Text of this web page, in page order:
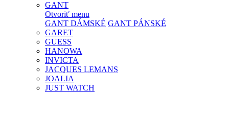
GANT
Otvoriť menu
GANT DÁMSKÉ GANT PÁNSKÉ
GARET
GUESS
HANOWA
INVICTA
JACQUES LEMANS
JOALIA
JUST WATCH